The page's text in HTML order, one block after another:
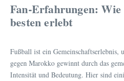
Fan-Erfahrungen: Wie
besten erlebt
Fußball ist ein Gemeinschaftserlebnis,
gegen Marokko gewinnt durch das
Intensität und Bedeutung. Hier sind